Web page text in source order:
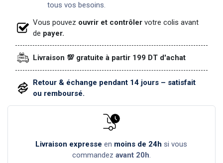
tous vos besoins.
Vous pouvez ouvrir et contrôler votre colis avant
de payer.
Livraison 💯 gratuite à partir 199 DT d'achat
Retour & échange pendant 14 jours – satisfait
ou remboursé.
Livraison expresse en moins de 24h si vous
commandez avant 20h.